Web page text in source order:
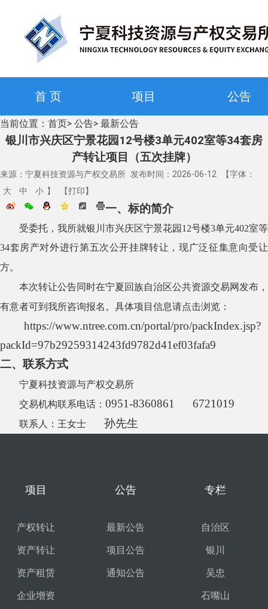
首 页 项目 公告
当前位置： 首页> 公告> 最新公告
银川市兴庆区宁景花园12号楼3单元402室等34套房
产转让项目（五次挂牌）
来源： 宁夏科技资源与产权交易所 发布时间： 2026-06-12
【字体：
大
中 小 】 【打印】
一、标的简介
受委托，我所就银川市兴庆区宁景花园12号楼3单元402室等
34套房产对外进行第五次公开挂牌转让，现广泛征集意向受让
方。
本次转让公告同时在宁夏回族自治区公共资源交易网发布，
有意者可到我所咨询报名。具体项目信息请点击浏览：
https://www.ntree.com.cn/portal/pro/packIndex.jsp?
packId=97b29259314243fd9782d41ef03fafa9
二、联系方式
宁夏科技资源与产权交易所
交易机构联系电话： 0951-8360861 6721019
联系人：王女士 孙先生
项目
产权转让
资产转让
资产租赁
企业增资
公告
最新公告
项目公告
通知公告
专栏
自治区
银川
吴忠
石嘴山